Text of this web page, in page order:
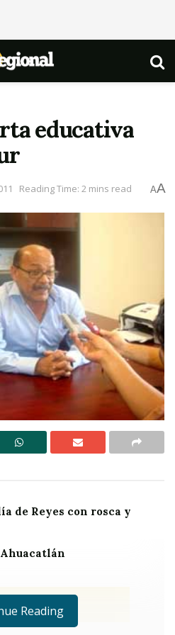
educativa
Reading Time: 2 mins read AA
de Reyes con rosca y
Reading